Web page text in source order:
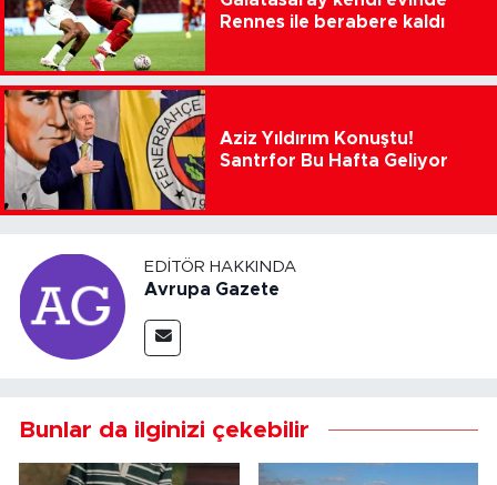
Rennes ile berabere kaldı
Aziz Yıldırım Konuştu!
Santrfor Bu Hafta Geliyor
EDITÖR HAKKINDA
Avrupa Gazete
Bunlar da ilginizi çekebilir